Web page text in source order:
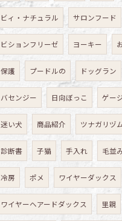
ビィ・ナチュラル サロンフード
ビションフリーゼ ヨーキー
保護 プードルの ドッグラン
バセンジー 日向ぼっこ ゲー
迷い犬 商品紹介 ツナガリヅ
診断書 子猫 手入れ 毛並
冷房 ポメ ワイヤーダックス
ワイヤーヘアードダックス 里親